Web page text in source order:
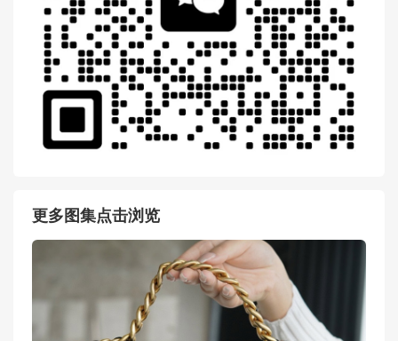
更多图集点击浏览